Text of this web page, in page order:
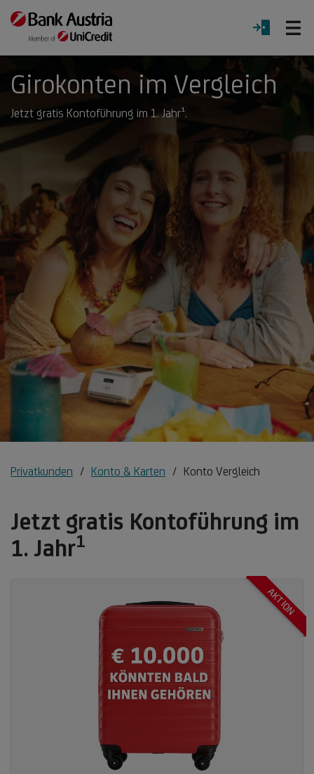
LOGIN
Girokonten im Vergleich
Jetzt gratis Kontoführung im 1. Jahr¹.
Privatkunden Konto & Karten Konto Vergleich
Jetzt gratis Kontoführung im
1. Jahr1
AKTION